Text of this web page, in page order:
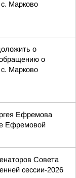
Марково
о
обращению о
Марково
Ефремова
Ефремовой
Совета
сессии-2026